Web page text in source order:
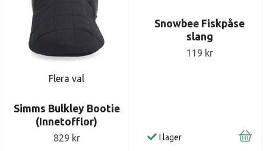
Flera val
Simms Bulkley Bootie
(Innetofflor)
829 kr
Snowbee Fiskpåse
slang
119 kr
I lager